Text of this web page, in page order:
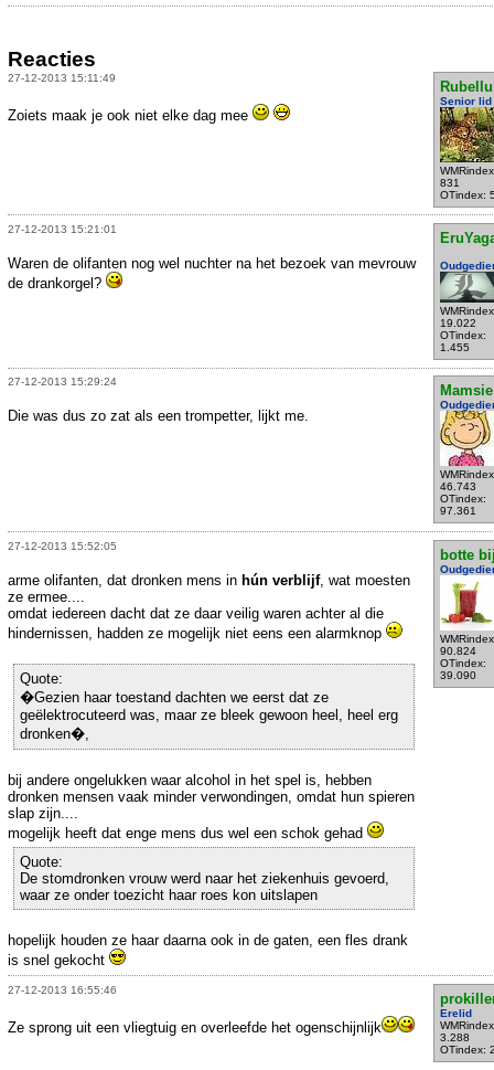
Reacties
27-12-2013 15:11:49
Senior lid
831
OTindex:
Zoiets maak je ook niet elke dag mee
27-12-2013 15:21:01
19.022
OTindex:
1.455
Waren de olifanten nog wel nuchter na het bezoek van mevrouw
de drankorgel?
27-12-2013 15:29:24
Mamsie
46.743
OTindex:
97.361
Die was dus zo zat als een trompetter, lijkt me.
27-12-2013 15:52:05
botte
90.824
OTindex:
39.090
arme olifanten, dat dronken mens in hún verblijf, wat moesten
ze ermee....
omdat iedereen dacht dat ze daar veilig waren achter al die
hindernissen, hadden ze mogelijk niet eens een alarmknop
Quote:
�Gezien haar toestand dachten we eerst dat ze
geëlektrocuteerd was, maar ze bleek gewoon heel, heel erg
dronken�,
bij andere ongelukken waar alcohol in het spel is, hebben
dronken mensen vaak minder verwondingen, omdat hun spieren
slap zijn....
mogelijk heeft dat enge mens dus wel een schok gehad
Quote:
De stomdronken vrouw werd naar het ziekenhuis gevoerd,
waar ze onder toezicht haar roes kon uitslapen
hopelijk houden ze haar daarna ook in de gaten, een fles drank
is snel gekocht
27-12-2013 16:55:46
Erelid
3.288
OTindex:
Ze sprong uit een vliegtuig en overleefde het ogenschijnlijk